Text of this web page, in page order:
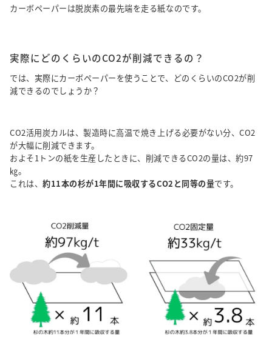
カーボペーパーは脱炭素の最先端を走る紙なのです。
実際にどのくらいのCO2が削減できるの？
では、実際にカーボペーパーを使うことで、どのくらいのCO2が削
減できるのでしょうか？
CO2活用炭カルは、製造時に高温で焼き上げる必要がない分、CO2
が大幅に削減できます。
およそ1トンの紙を生産したときに、削減できるCO2の量は、約97
㎏。
これは、約11本の杉が1年間に吸収するCO2と同等の量です。